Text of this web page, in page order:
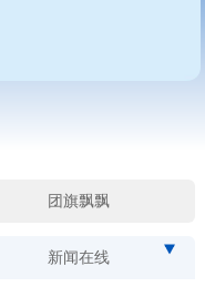
团旗飘飘
新闻在线